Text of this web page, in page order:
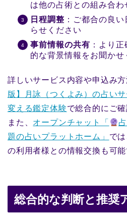
は他の占術との組み合わ
日程調整 ：ご都合の良
らせください
事前情報の共有 ：より
的な背景情報をお聞かせ
詳しいサービス内容や申込み方
版】月詠（つくよみ）の占い
変える鑑定体験で総合的にご
また、 オープンチャット「
題の占いプラットホーム」 で
の利用者様との情報交換も可能
総合的な判断と推奨